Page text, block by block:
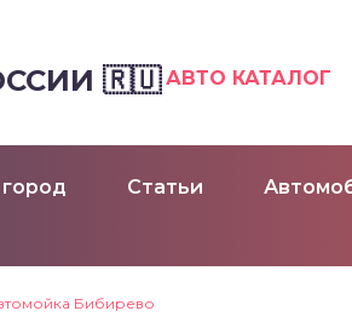
🇷🇺 АВТО КАТАЛОГ
Статьи
Бибирево